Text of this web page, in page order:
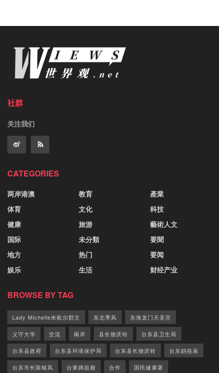
社群
关注我们
CATEGORIES
两岸港澳
体育
健康
国际
地方
娱乐
教育
文化
旅游
未分類
热门
生活
產業
科技
藝術人文
要聞
要闻
财经产业
BROWSE BY TAG
Lady Michelle米歇尔郡主 东北季风 东海龙门天圣宫
义守大学 交流 兩岸 县长饶庆铃 台东县卫生局
台东县政府 台东县环境保护局 台东县长饶庆铃 台东妈祖庙
台东市长陈铭风 台東媽祖廟 合作 国民健康署